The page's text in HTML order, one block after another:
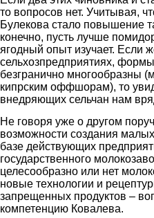
то вопросов нет. Учитывая,
Булекова стало повышение
конечно, пусть лучше
ягодный опыт изучает. Если
сельхозпредприятиях,
безгранично многообразны
кипрским оффшорам), то
внедряющих сельчан нам
Не говоря уже о другом
возможности создания
базе действующих
государственного
целесообразно или нет
новые технологии и
запрещенных продуктов –
компетенцию Ковалева.